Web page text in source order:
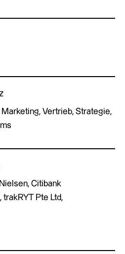
Vertrieb, Strategie,
Citibank
trakRYT Pte Ltd,